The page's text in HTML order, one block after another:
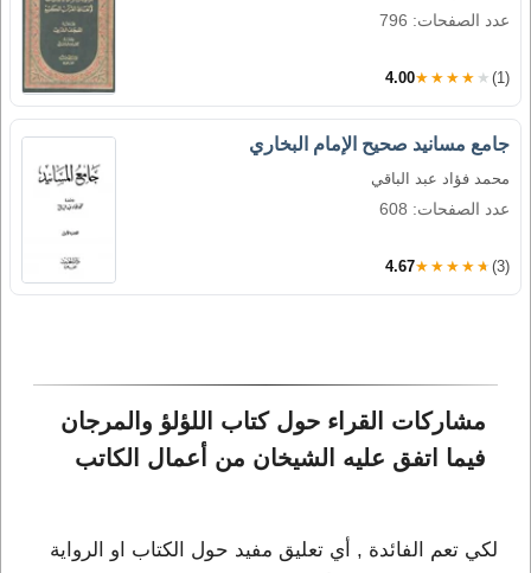
عدد الصفحات: 796
4.00★★★★★ (1)
جامع مسانيد صحيح الإمام البخاري
محمد فؤاد عبد الباقي
عدد الصفحات: 608
4.67★★★★★ (3)
مشاركات القراء حول كتاب اللؤلؤ والمرجان
فيما اتفق عليه الشيخان من أعمال الكاتب
لكي تعم الفائدة , أي تعليق مفيد حول الكتاب او الرواية